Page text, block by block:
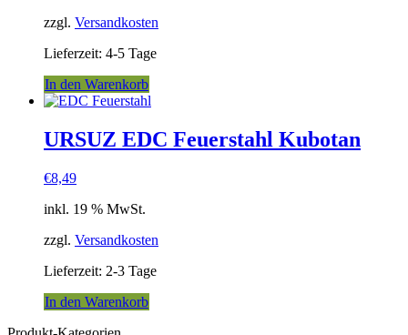
zzgl. Versandkosten
Lieferzeit: 4-5 Tage
In den Warenkorb
URSUZ EDC Feuerstahl Kubotan
€8,49
inkl. 19 % MwSt.
zzgl. Versandkosten
Lieferzeit: 2-3 Tage
In den Warenkorb